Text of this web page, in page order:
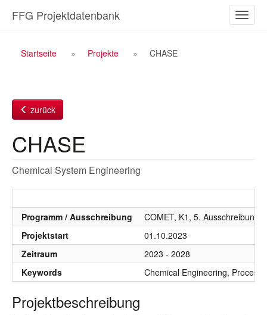
Inhalt
ein-/
FFG Projektdatenbank
Breadcrumb
Startseite Projekte CHASE
zurück
CHASE
Chemical System Engineering
Programm / Ausschreibung
COMET, K1, 5. Ausschreibung
Projektstart
01.10.2023
Zeitraum
2023 - 2028
Keywords
Chemical Engineering, Process
Projektbeschreibung